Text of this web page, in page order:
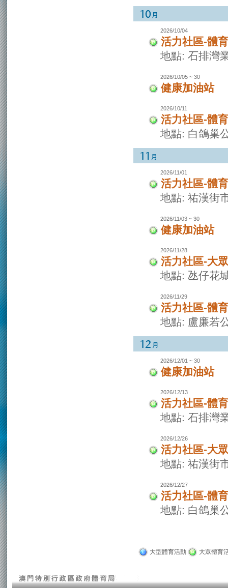
2026/10/04
活力社區-體
地點: 石排灣
2026/10/05 ~ 30
健康加油站
2026/10/11
活力社區-體
地點: 白鴿巢
2026/11/01
活力社區-體
地點: 祐漢街
2026/11/03 ~ 30
健康加油站
2026/11/28
活力社區-大
地點: 氹仔花
2026/11/29
活力社區-體
地點: 盧廉若
2026/12/01 ~ 30
健康加油站
2026/12/13
活力社區-體
地點: 石排灣
2026/12/26
活力社區-大
地點: 祐漢街
2026/12/27
活力社區-體
地點: 白鴿巢
大型體育活動 大眾體育